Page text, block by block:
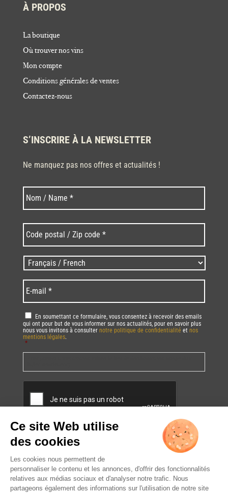
À PROPOS
La boutique
Où trouver nos vins
Mon compte
Conditions générales de ventes
Contactez-nous
S’INSCRIRE À LA NEWSLETTER
Ne manquez pas nos offres et actualités !
Nom * Nom
postal
/
Zip
code
* *
Langues
/
Language *
mail *
RGPD *
En soumettant ce formulaire, vous consentez à recevoir des emails
qui ont pour but de vous informer sur nos actualités, pour en savoir plus
nous vous invitons à consulter notre politique de confidentialité et nos
mentions légales.
*